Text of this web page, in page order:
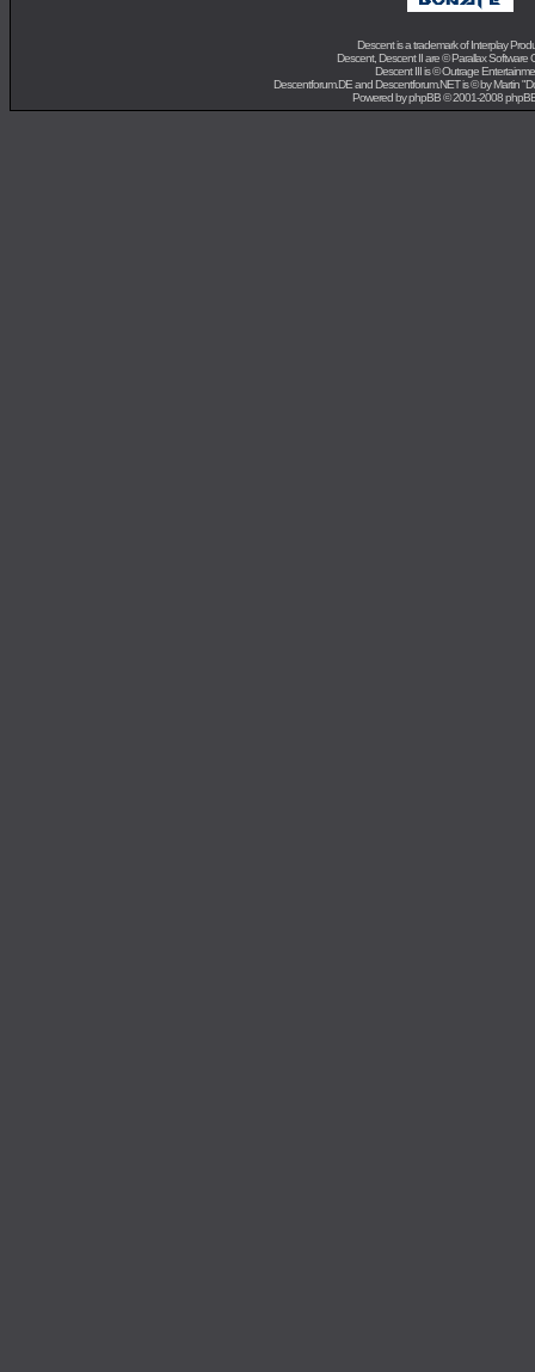
Descent is a trademark ofInterplay
Descent, Descent II are ©Parallax Software
Descent III is ©Outrage
Descentforum.DE and Descentforum.NET is © byMartin
Powered byphpBB© 2001-2008